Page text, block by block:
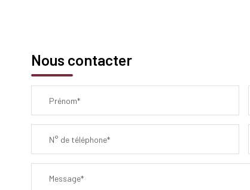
Nous contacter
Prénom*
N° de téléphone*
Message*